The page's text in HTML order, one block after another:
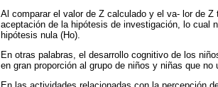
Al comparar el valor de Z calculado y el va- lor de
aceptación de la hipótesis de investigación, lo cual
hipótesis nula (Ho).
En otras palabras, el desarrollo cognitivo de los
en gran proporción al grupo de niños y niñas que